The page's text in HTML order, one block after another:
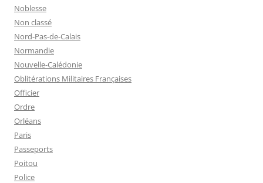
Noblesse
Non classé
Nord-Pas-de-Calais
Normandie
Nouvelle-Calédonie
Oblitérations Militaires Françaises
Officier
Ordre
Orléans
Paris
Passeports
Poitou
Police